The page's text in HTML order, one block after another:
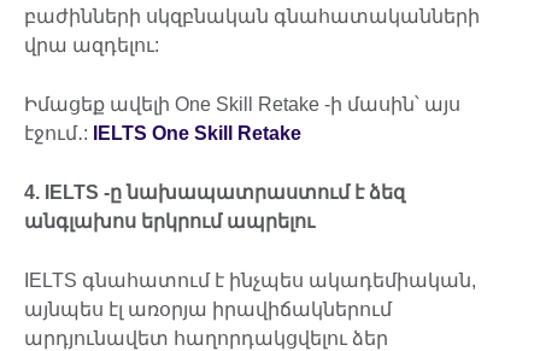
բաժինների սկզբնական գնահատականների
վրա ազդելու:
Իմացեք ավելի One Skill Retake -ի մասին՝ այս
էջում․:
IELTS One Skill Retake
4. IELTS -ը նախապատրաստում է ձեզ
անգլախոս երկրում ապրելու
IELTS գնահատում է ինչպես ակադեմիական,
այնպես էլ առօրյա իրավիճակներում
արդյունավետ հաղորդակցվելու ձեր